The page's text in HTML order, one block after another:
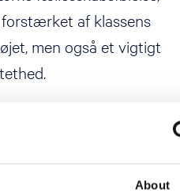
About
forstærket af klassens
men også et vigtigt
man designer: Sørg for